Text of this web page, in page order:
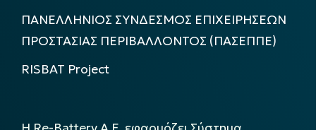
ΠΑΝΕΛΛΗΝΙΟΣ ΣΥΝΔΕΣΜΟΣ ΕΠΙΧΕΙΡΗΣΕΩΝ
ΠΡΟΣΤΑΣΙΑΣ ΠΕΡΙΒΑΛΛΟΝΤΟΣ (ΠΑΣΕΠΠΕ)
RISBAT Project